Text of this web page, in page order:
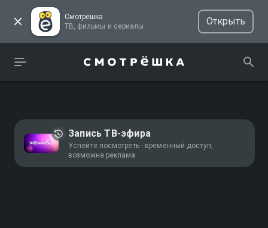
Смотрёшка
ТВ, фильмы и сериалы
Открыть
Запись ТВ-эфира
Успейте посмотреть - временный доступ,
возможна реклама